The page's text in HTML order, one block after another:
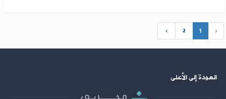
‹
1
2
›
العودة إلى الأعلى